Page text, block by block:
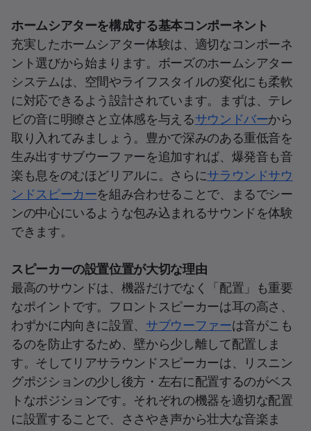
ホームシアターを構成する基本コンポーネント
充実したホームシアター体験は、適切なコンポーネ
ント選びから始まります。ボーズのホームシアター
システムは、空間やライフスタイルの変化にも柔軟
に対応できるよう設計されています。まずは、テレ
ビの音に明瞭さと立体感を与えるサウンドバーから
取り入れてみましょう。豊かで深みのある重低音を
生み出すサブウーファーを追加すれば、爆発音も音
楽も息をのむほどリアルに。さらにサラウンドサウ
ンドスピーカーを組み合わせることで、まるでシー
ンの中心にいるような包み込まれるサウンドを体験
できます。
スピーカーの設置位置が大切な理由
最高のサウンドは、機器だけでなく「配置」も重要
なポイントです。フロントスピーカーは耳の高さ、
わずかに内向きに設置、 サブウーファーは音がこも
るのを防止するため、壁から少し離して配置しま
す。そしてリアサラウンドスピーカーは、リスニン
グポジションの少し後方・左右に配置するのがベス
トなポジションです。それぞれの機器を適切な配置
に設置することで、ささやき声から壮大な音楽ま